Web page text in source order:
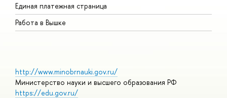
Единая платежная страница
Работа в Вышке
http://www.minobrnauki.gov.ru/
Министерство науки и высшего образования РФ
https://edu.gov.ru/